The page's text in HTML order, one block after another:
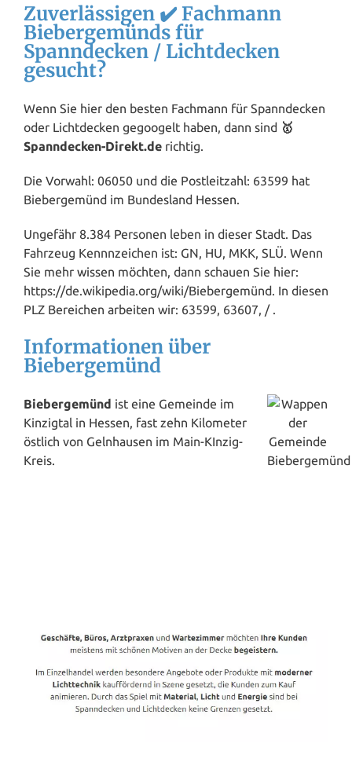
Zuverlässigen ✔️ Fachmann
Biebergemünds für
Spanndecken / Lichtdecken
gesucht?
Wenn Sie hier den besten Fachmann für Spanndecken
oder Lichtdecken gegoogelt haben, dann sind 🥇
Spanndecken-Direkt.de richtig.
Die Vorwahl: 06050 und die Postleitzahl: 63599 hat
Biebergemünd im Bundesland Hessen.
Ungefähr 8.384 Personen leben in dieser Stadt. Das
Fahrzeug Kennnzeichen ist: GN, HU, MKK, SLÜ. Wenn
Sie mehr wissen möchten, dann schauen Sie hier:
https://de.wikipedia.org/wiki/Biebergemünd. In diesen
PLZ Bereichen arbeiten wir: 63599, 63607, / .
Informationen über
Biebergemünd
Biebergemünd ist eine Gemeinde im
Kinzigtal in Hessen, fast zehn Kilometer
östlich von Gelnhausen im Main-KInzig-
Kreis.